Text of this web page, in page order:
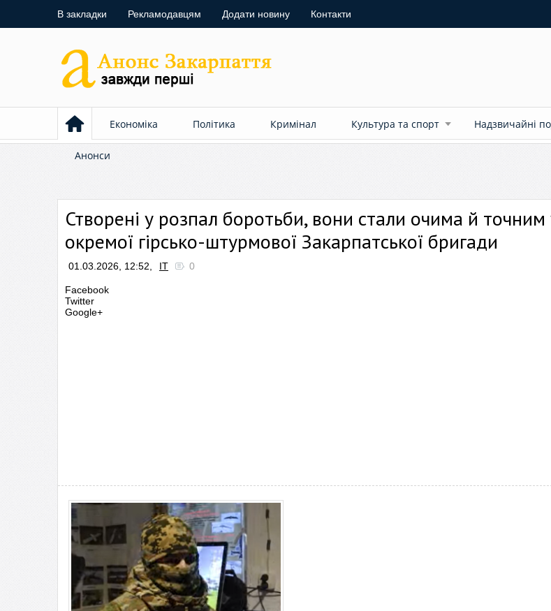
В закладки Рекламодавцям Додати новину Контакти
Економіка Політика Кримінал Культура та спорт Надзвичайні
Анонси
Створені у розпал боротьби, вони стали очима й
окремої гірсько-штурмової Закарпатської бригади
01.03.2026, 12:52, ІТ 0
Facebook
Twitter
Google+